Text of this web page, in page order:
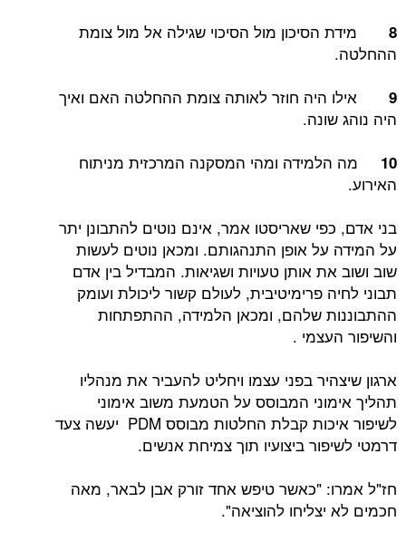
8 מידת הסיכון מול הסיכוי שגילה אל מול צומת
ההחלטה.
9 אילו היה חוזר לאותה צומת ההחלטה האם ואיך
היה נוהג שונה.
10 מה הלמידה ומהי המסקנה המרכזית מניתוח
האירוע.
בני אדם, כפי שאריסטו אמר, אינם נוטים להתבונן יתר
על המידה על אופן התנהגותם. ומכאן נוטים לעשות
שוב ושוב את אותן טעויות ושגיאות. המבדיל בין אדם
תבוני לחיה פרימיטיבית, לעולם קשור ליכולת ועומק
ההתבוננות שלהם, ומכאן הלמידה, ההתפתחות
והשיפור העצמי .
ארגון שיצהיר בפני עצמו ויחליט להעביר את מנהליו
תהליך אימוני המבוסס על הטמעת משוב אימוני
לשיפור איכות קבלת החלטות מבוסס PDM יעשה צעד
דרמטי לשיפור ביצועיו תוך צמיחת אנשים.
חז"ל אמרו: "כאשר טיפש אחד זורק אבן לבאר, מאה
חכמים לא יצליחו להוציאה".